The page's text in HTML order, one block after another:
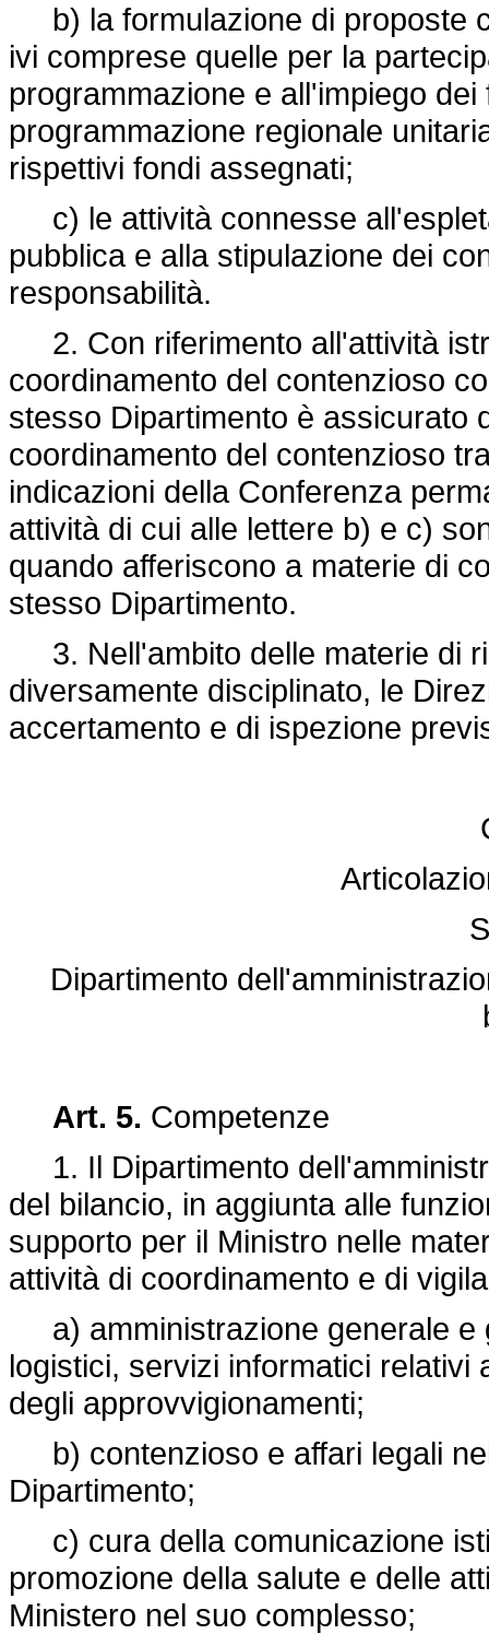
b) la formulazione di proposte
ivi comprese quelle per la
programmazione e all'impiego
programmazione regionale
rispettivi fondi assegnati;
c) le attività connesse
pubblica e alla stipulazione dei
responsabilità.
2. Con riferimento all'attività
coordinamento del contenzioso
stesso Dipartimento è assicurato
coordinamento del contenzioso
indicazioni della Conferenza
attività di cui alle lettere b) e c)
quando afferiscono a materie di
stesso Dipartimento.
3. Nell'ambito delle materie di
diversamente disciplinato, le
accertamento e di ispezione
Dipartimento
Art. 5. Competenze
1. Il Dipartimento
del bilancio, in aggiunta alle
supporto per il Ministro nelle
attività di coordinamento e di
a) amministrazione generale e
logistici, servizi informatici relativi
degli approvvigionamenti;
b) contenzioso e affari legali
Dipartimento;
c) cura della comunicazione
promozione della salute e delle
Ministero nel suo complesso;